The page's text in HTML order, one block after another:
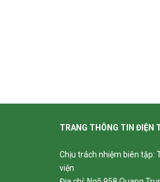
TRANG THÔNG TIN ĐIỆN
Chịu trách nhiệm biên tập:
viện